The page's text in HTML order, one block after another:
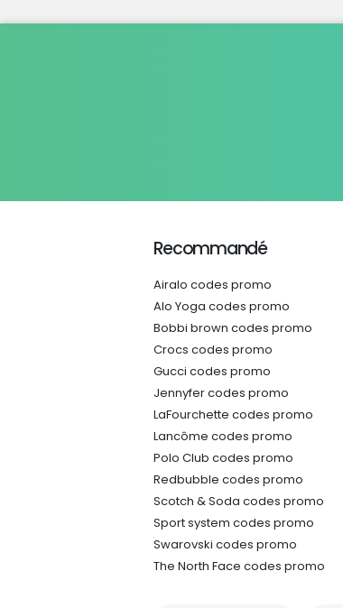
Recommandé
Airalo codes promo
Alo Yoga codes promo
Bobbi brown codes promo
Crocs codes promo
Gucci codes promo
Jennyfer codes promo
LaFourchette codes promo
Lancôme codes promo
Polo Club codes promo
Redbubble codes promo
Scotch & Soda codes promo
Sport system codes promo
Swarovski codes promo
The North Face codes promo